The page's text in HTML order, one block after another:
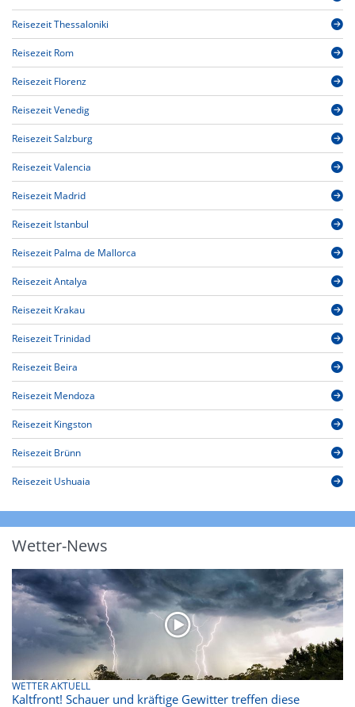
Reisezeit Thessaloniki
Reisezeit Rom
Reisezeit Florenz
Reisezeit Venedig
Reisezeit Salzburg
Reisezeit Valencia
Reisezeit Madrid
Reisezeit Istanbul
Reisezeit Palma de Mallorca
Reisezeit Antalya
Reisezeit Krakau
Reisezeit Trinidad
Reisezeit Beira
Reisezeit Mendoza
Reisezeit Kingston
Reisezeit Brünn
Reisezeit Ushuaia
Wetter-News
WETTER AKTUELL
Kaltfront! Schauer und kräftige Gewitter treffen diese